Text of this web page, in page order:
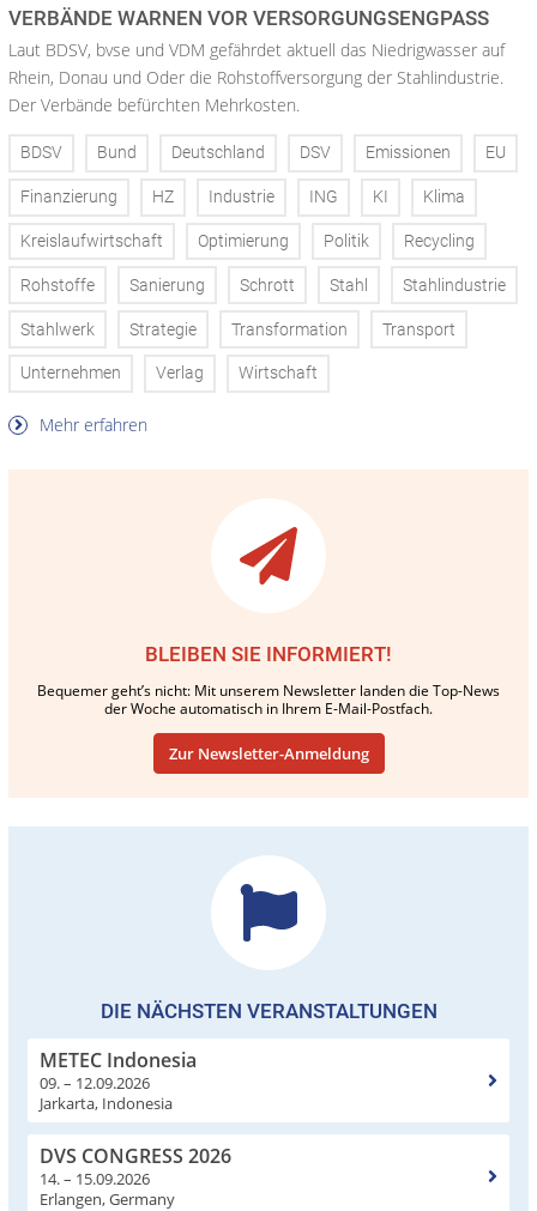
VERBÄNDE WARNEN VOR VERSORGUNGSENGPASS
Laut BDSV, bvse und VDM gefährdet aktuell das Niedrigwasser auf
Rhein, Donau und Oder die Rohstoffversorgung der Stahlindustrie.
Der Verbände befürchten Mehrkosten.
BDSV Bund Deutschland DSV Emissionen EU
Finanzierung HZ Industrie ING KI Klima
Kreislaufwirtschaft Optimierung Politik Recycling
Rohstoffe Sanierung Schrott Stahl Stahlindustrie
Stahlwerk Strategie Transformation Transport
Unternehmen Verlag Wirtschaft
Mehr erfahren
BLEIBEN SIE INFORMIERT!
Bequemer geht’s nicht: Mit unserem Newsletter landen die Top-News
der Woche automatisch in Ihrem E-Mail-Postfach.
Zur Newsletter-Anmeldung
DIE NÄCHSTEN VERANSTALTUNGEN
METEC Indonesia
09. – 12.09.2026
Jarkarta, Indonesia
DVS CONGRESS 2026
14. – 15.09.2026
Erlangen, Germany